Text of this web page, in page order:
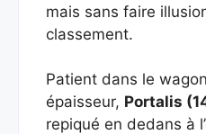
mais sans faire
classement.
Patient dans le
épaisseur, Portalis
repiqué en dedans à